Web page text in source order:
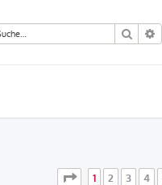
Suche
Seite von10
1 2 3 4